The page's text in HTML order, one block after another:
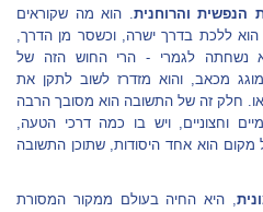
הנפשית והרוחנית. הוא מה שקוראים
ללכת בדרך ישרה, וכשסר מן הדרך,
נשחתה לגמרי - הרי החוש הזה של
מכאב, והוא מזדרז לשוב לתקן את
חלק זה של התשובה הוא מסובך הרבה
וחצוניים, ויש בו כמהדרכי הטעה,
הוא אחד היסודות, שתוכן התשובה
, היא החיה בעולם ממקור המסורת